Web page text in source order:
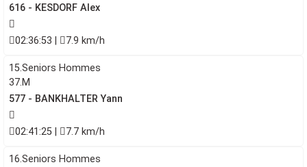
616 - KESDORF Alex
02:36:53 | 7.9 km/h
15.Seniors Hommes
37.M
577 - BANKHALTER Yann
02:41:25 | 7.7 km/h
16.Seniors Hommes